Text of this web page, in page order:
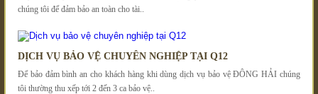
chúng tôi để đảm bảo an toàn cho tài..
DỊCH VỤ BẢO VỆ CHUYÊN NGHIỆP TẠI Q12
Để bảo đảm bình an cho khách hàng khi dùng dịch vụ bảo vệ ĐÔNG HẢI chúng
tôi thường thu xếp tới 2 đến 3 ca bảo vệ..